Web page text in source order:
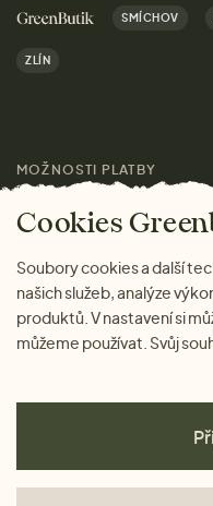
Kariéra
Značky
Magazín
Dárky
Výhody nákupu u nás
SMÍCHOV
ZLÍN
MOŽNOSTI PLATBY
Cookies
Soubory cookies a další
našich služeb, analýze
produktů. V nastavení si
můžeme používat. Svůj